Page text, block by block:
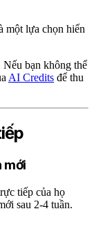
một lựa chọn hiển
bạn không thể
AI Credits để thu
mới
tiếp của họ
sau 2-4 tuần.